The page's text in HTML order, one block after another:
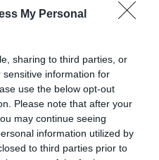
My Personal
sharing to third parties, or
information for
use the below opt-out
Please note that after your
may continue seeing
information utilized by
to third parties prior to
:
777F de National